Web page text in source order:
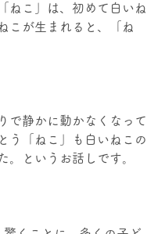
ねこ」は、初めて白いね
こが生まれると、「ね
で静かに動かなくなって
う「ねこ」も白いねこの
。というお話しです。